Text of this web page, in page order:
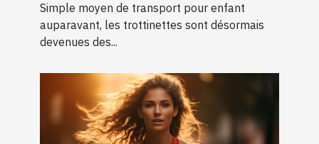
Simple moyen de transport pour enfant
auparavant, les trottinettes sont désormais
devenues des...